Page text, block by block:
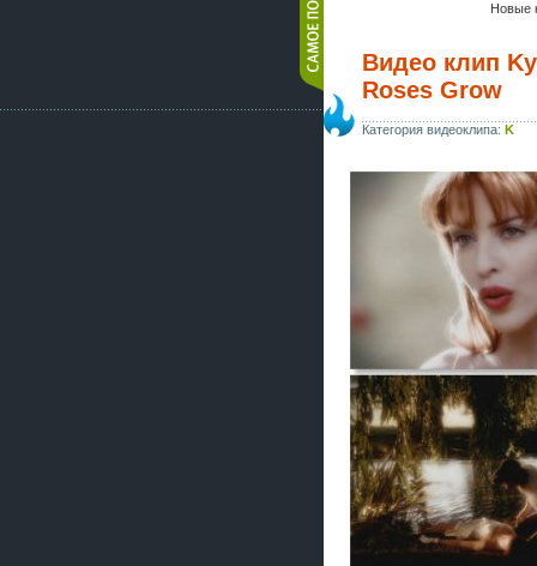
Новые
Видео клип
Roses Grow
Категория видеоклипа: K